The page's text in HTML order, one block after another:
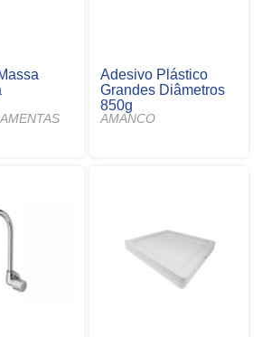
Adesivo Plástico
Grandes Diâmetros
850g
AMANCO